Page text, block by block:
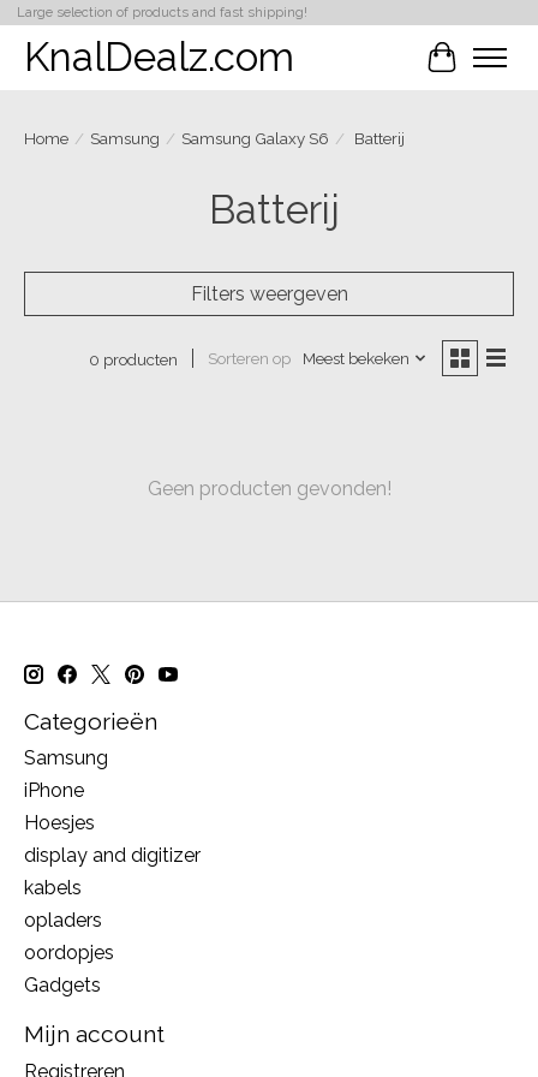
Large selection of products and fast shipping!
KnalDealz.com
Home / Samsung / Samsung Galaxy S6 / Batterij
Batterij
Filters weergeven
0 producten Sorteren op Meest bekeken
Geen producten gevonden!
Categorieën
Samsung
iPhone
Hoesjes
display and digitizer
kabels
opladers
oordopjes
Gadgets
Mijn account
Registreren